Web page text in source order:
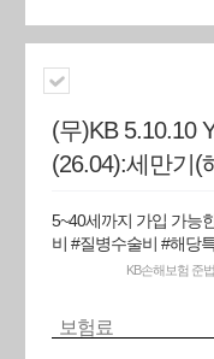
(무)KB 5.10.10
(26.04):세만기(
5~40세까지 가입 가능
비 #질병수술비 #해당
KB손해보험 준
보험료